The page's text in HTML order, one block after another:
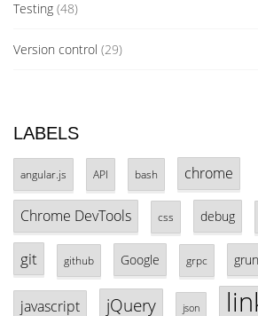
Testing (48)
Version control (29)
LABELS
angular.js API bash chrome
Chrome DevTools css debug
git github Google grpc
javascript jQuery json